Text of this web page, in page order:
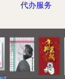
代办服务